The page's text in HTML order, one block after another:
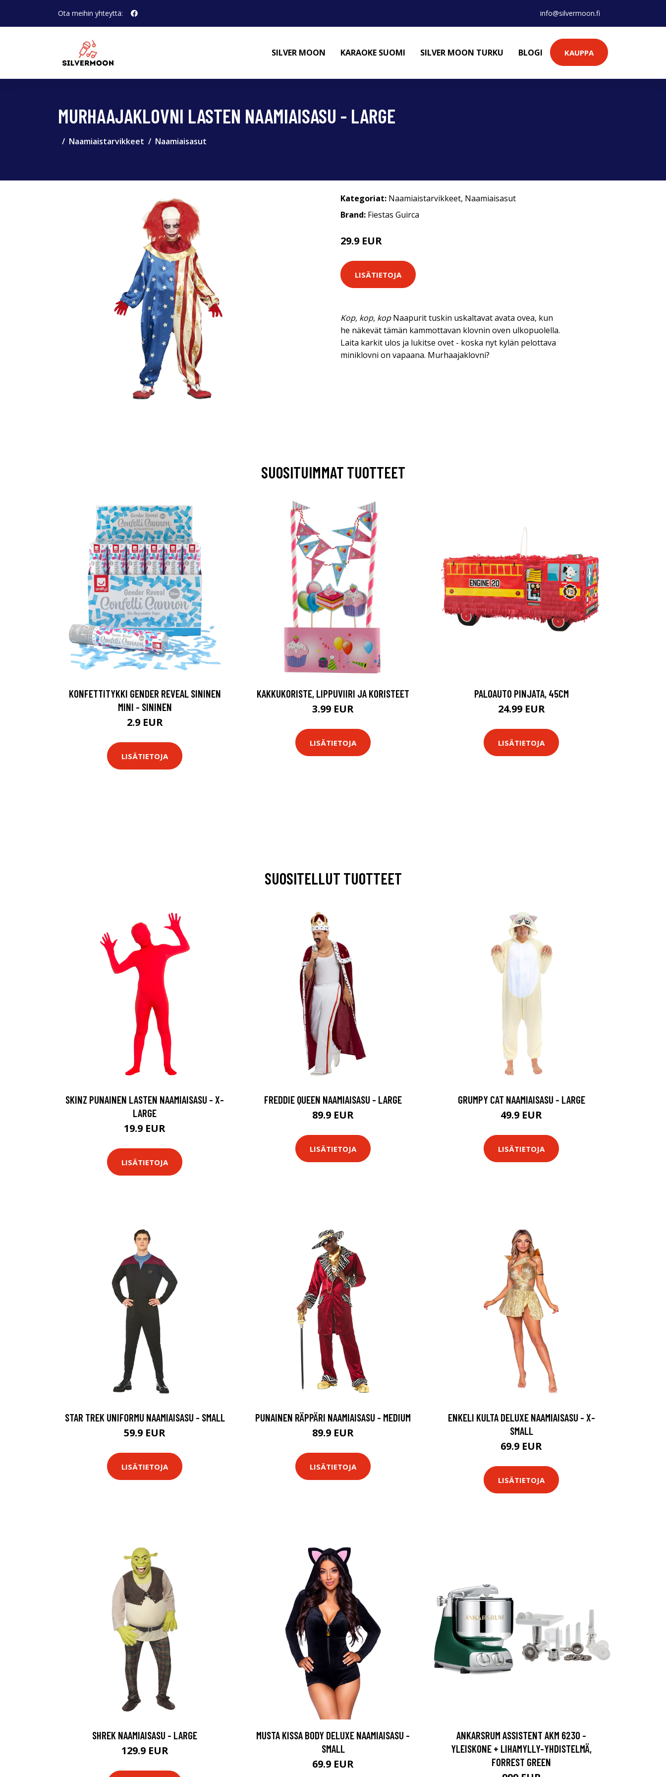
Ota meihin yhteyttä: info@silvermoon.fi
SILVER MOON KARAOKE SUOMI SILVER MOON TURKU BLOGI KAUPPA
MURHAAJAKLOVNI LASTEN NAAMIAISASU - LARGE
Naamiaistarvikkeet Naamiaisasut
Kategoriat: Naamiaistarvikkeet, Naamiaisasut
Brand: Fiestas Guirca
29.9 EUR
LISÄTIETOJA
Kop, kop, kopNaapurit tuskin uskaltavat avata ovea, kun
he näkevät tämän kammottavan klovnin oven ulkopuolella.
Laita karkit ulos ja lukitse ovet - koska nyt kylän pelottava
miniklovni on vapaana. Murhaajaklovni?
SUOSITUIMMAT TUOTTEET
KONFETTITYKKI GENDER REVEAL SININEN
MINI - SININEN
2.9 EUR
LISÄTIETOJA
KAKKUKORISTE, LIPPUVIIRI JA KORISTEET
3.99 EUR
LISÄTIETOJA
PALOAUTO PINJATA, 45CM
24.99 EUR
LISÄTIETOJA
SUOSITELLUT TUOTTEET
SKINZ PUNAINEN LASTEN NAAMIAISASU - X-
LARGE
19.9 EUR
LISÄTIETOJA
FREDDIE QUEEN NAAMIAISASU - LARGE
89.9 EUR
LISÄTIETOJA
GRUMPY CAT NAAMIAISASU - LARGE
49.9 EUR
LISÄTIETOJA
STAR TREK UNIFORMU NAAMIAISASU - SMALL
59.9 EUR
LISÄTIETOJA
PUNAINEN RÄPPÄRI NAAMIAISASU - MEDIUM
89.9 EUR
LISÄTIETOJA
ENKELI KULTA DELUXE NAAMIAISASU - X-
SMALL
69.9 EUR
LISÄTIETOJA
SHREK NAAMIAISASU - LARGE
129.9 EUR
MUSTA KISSA BODY DELUXE NAAMIAISASU -
SMALL
69.9 EUR
ANKARSRUM ASSISTENT AKM 6230 -
YLEISKONE + LIHAMYLLY-YHDISTELMÄ,
FORREST GREEN